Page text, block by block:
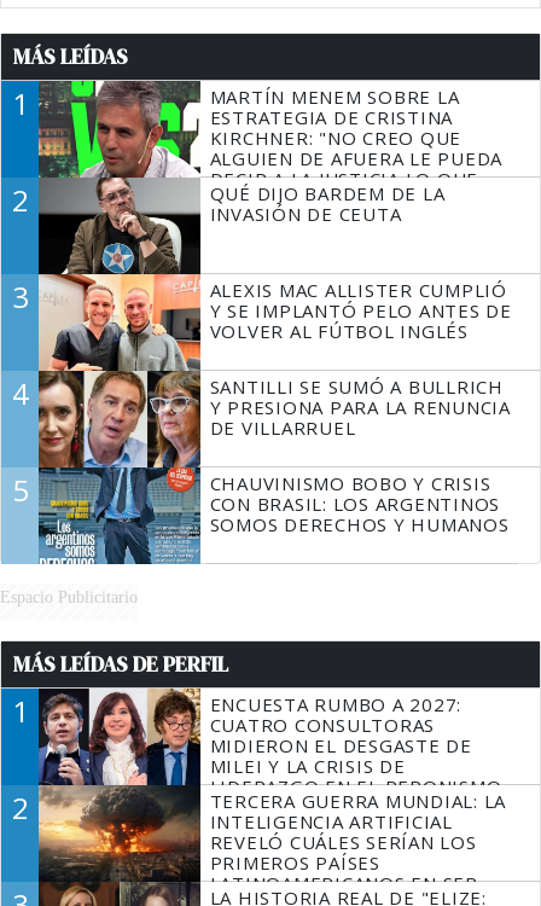
MÁS LEÍDAS
1
MARTÍN MENEM SOBRE LA
ESTRATEGIA DE CRISTINA
KIRCHNER: "NO CREO QUE
ALGUIEN DE AFUERA LE PUEDA
DECIR A LA JUSTICIA LO QUE
TIENE QUE HACER"
2
QUÉ DIJO BARDEM DE LA
INVASIÓN DE CEUTA
3
ALEXIS MAC ALLISTER CUMPLIÓ
Y SE IMPLANTÓ PELO ANTES DE
VOLVER AL FÚTBOL INGLÉS
4
SANTILLI SE SUMÓ A BULLRICH
Y PRESIONA PARA LA RENUNCIA
DE VILLARRUEL
5
CHAUVINISMO BOBO Y CRISIS
CON BRASIL: LOS ARGENTINOS
SOMOS DERECHOS Y HUMANOS
Espacio Publicitario
MÁS LEÍDAS DE PERFIL
1
ENCUESTA RUMBO A 2027:
CUATRO CONSULTORAS
MIDIERON EL DESGASTE DE
MILEI Y LA CRISIS DE
LIDERAZGO EN EL PERONISMO
2
TERCERA GUERRA MUNDIAL: LA
INTELIGENCIA ARTIFICIAL
REVELÓ CUÁLES SERÍAN LOS
PRIMEROS PAÍSES
LATINOAMERICANOS EN SER
LA HISTORIA REAL DE "ELIZE: